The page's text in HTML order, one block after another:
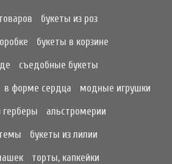
букеты из роз
букеты в корзине
съедобные букеты
в форме сердца
модные игрушки
герберы
альстромерии
букеты из лилии
торты, капкейки